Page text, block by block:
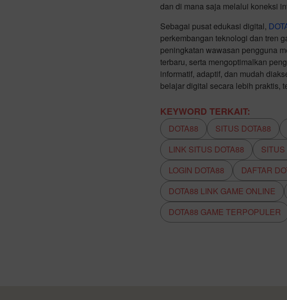
dan di mana saja melalui koneksi
Sebagai pusat edukasi digital,
perkembangan teknologi dan tren
peningkatan wawasan pengguna
terbaru, serta mengoptimalkan
informatif, adaptif, dan mudah
belajar digital secara lebih praktis,
KEYWORD TERKAIT:
DOTA88 SITUS DOTA88
LINK SITUS DOTA88
LOGIN DOTA88
DAFTAR
DOTA88 LINK GAME ONLINE
DOTA88 GAME TERPOPULER